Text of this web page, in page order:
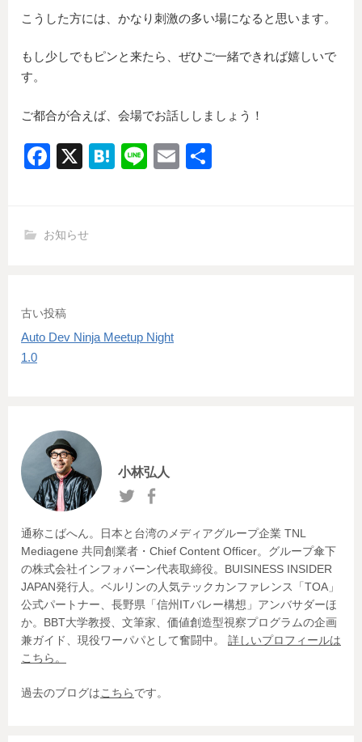
こうした方には、かなり刺激の多い場になると思います。
もし少しでもピンと来たら、ぜひご一緒できれば嬉しいで
す。
ご都合が合えば、会場でお話ししましょう！
F
e
o
k
X
H
Li
E
お知らせ
投
稿
ゲ
ー
シ
ョ
ン
古い投稿
Auto Dev Ninja Meetup Night
1.0
小林弘人
通称こばへん。日本と台湾のメディアグループ企業 TNL
Mediagene 共同創業者・Chief Content Officer。グループ傘下
の株式会社インフォバーン代表取締役。BUISINESS INSIDER
JAPAN発行人。ベルリンの人気テックカンファレンス「TOA」
公式パートナー、長野県「信州ITバレー構想」アンバサダーほ
か。BBT大学教授、文筆家、価値創造型視察プログラムの企画
兼ガイド、現役ワーパパとして奮闘中。 詳しいプロフィールは
こちら。
過去のブログはこちらです。